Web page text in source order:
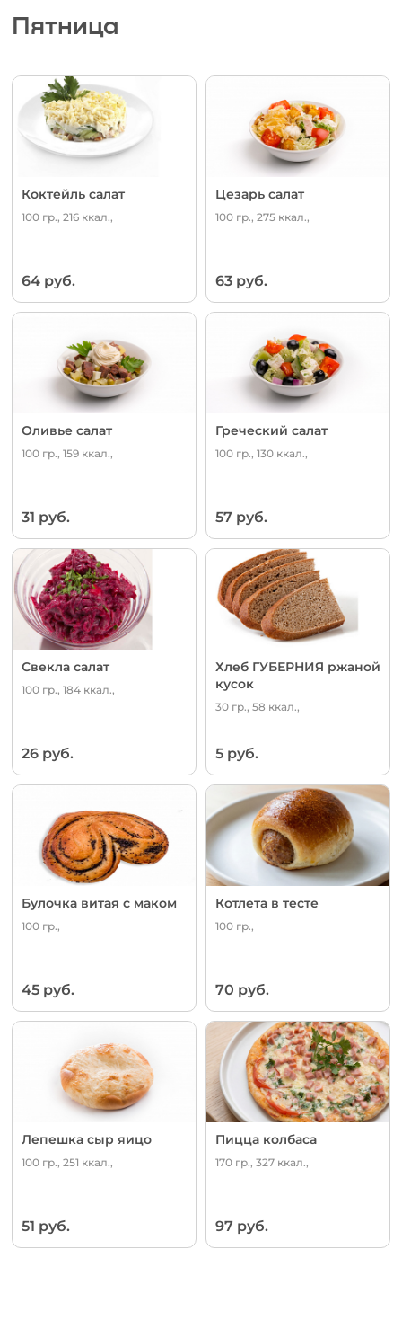
Пятница
Коктейль салат
100 гр., 216 ккал.,
64 руб.
Цезарь салат
100 гр., 275 ккал.,
63 руб.
Оливье салат
100 гр., 159 ккал.,
31 руб.
Греческий салат
100 гр., 130 ккал.,
57 руб.
Свекла салат
100 гр., 184 ккал.,
26 руб.
Хлеб ГУБЕРНИЯ ржаной
кусок
30 гр., 58 ккал.,
5 руб.
Булочка витая с маком
100 гр.,
45 руб.
Котлета в тесте
100 гр.,
70 руб.
Лепешка сыр яицо
100 гр., 251 ккал.,
51 руб.
Пицца колбаса
170 гр., 327 ккал.,
97 руб.